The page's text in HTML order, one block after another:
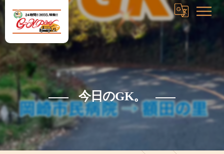
今日のGK。